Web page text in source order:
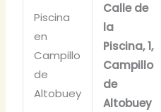
Piscina
en
Campillo
de
Altobuey
Calle de
la
Piscina, 1,
Campillo
de
Altobuey